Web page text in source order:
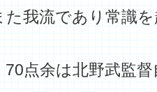
た我流であり常識
点余は北野武監